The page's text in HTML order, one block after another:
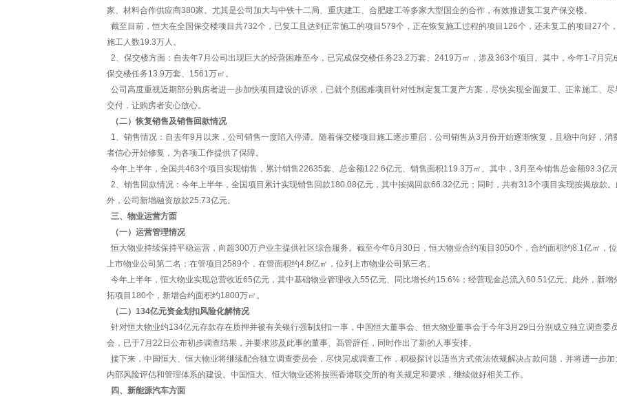
家、材料合作供应商380家。尤其是公司加大与中铁十二局、重庆建工、合肥建工等多家大型国企的合作，有效推进复工复产保交楼。
截至目前，恒大在全国保交楼项目共732个，已复工且达到正常施工的项目579个，正在恢复施工过程的项目126个，还未复工的项目27个
施工人数19.3万人。
2、保交楼方面：自去年7月公司出现巨大的经营困难至今，已完成保交楼任务23.2万套、2419万㎡，涉及363个项目。其中，今年1-7月完
保交楼任务13.9万套、1561万㎡。
公司高度重视近期部分购房者进一步加快项目建设的诉求，已就个别困难项目针对性制定复工复产方案，尽快实现全面复工、正常施工、尽
交付，让购房者安心放心。
（二）恢复销售及销售回款情况
1、销售情况：自去年9月以来，公司销售一度陷入停滞。随着保交楼项目施工逐步重启，公司销售从3月份开始逐渐恢复，且稳中向好，消
者信心开始修复，为各项工作提供了保障。
今年上半年，全国共463个项目实现销售，累计销售22635套、总金额122.6亿元、销售面积119.3万㎡。其中，3月至今销售总金额93.3亿元
2、销售回款情况：今年上半年，全国项目累计实现销售回款180.08亿元，其中按揭回款66.32亿元；同时，共有313个项目实现按揭放款
外，公司新增融资放款25.73亿元。
三、物业运营方面
（一）运营管理情况
恒大物业持续保持平稳运营，向超300万户业主提供社区综合服务。截至今年6月30日，恒大物业合约项目3050个，合约面积约8.1亿㎡，位
上市物业公司第二名；在管项目2589个，在管面积约4.8亿㎡，位列上市物业公司第三名。
今年上半年，恒大物业实现总营收近65亿元，其中基础物业管理收入55亿元、同比增长约15.6%；经营现金总流入60.51亿元。此外，新增
拓项目180个，新增合约面积约1800万㎡。
（二）134亿元资金划扣风险化解情况
针对恒大物业约134亿元存款存在质押并被有关银行强制划扣一事，中国恒大董事会、恒大物业董事会于今年3月29日分别成立独立调查委
会，已于7月22日公布初步调查结果，并要求涉及此事的董事、高管辞任，同时作出了新的人事安排。
接下来，中国恒大、恒大物业将继续配合独立调查委员会，尽快完成调查工作，积极探讨以适当方式依法依规解决占款问题，并将进一步加
内部风险评估和管理体系的建设。中国恒大、恒大物业还将按照香港联交所的有关规定和要求，继续做好相关工作。
四、新能源汽车方面